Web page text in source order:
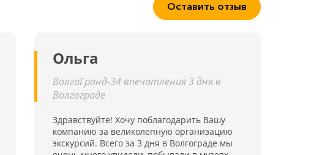
Оставить отзыв
Ольга
ВолгаГранд-34 впечатления 3 дня в
Волгограде
Здравствуйте! Хочу поблагодарить Вашу
компанию за великолепную организацию
экскурсий. Всего за 3 дня в Волгограде мы